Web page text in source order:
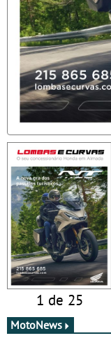
1 de 25
MotoNews